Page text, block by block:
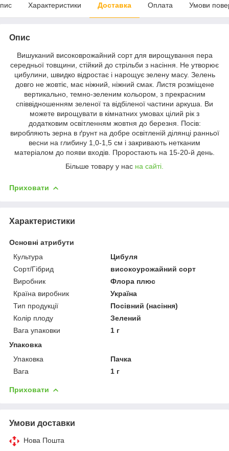
Характеристики Доставка Оплата Умови
Опис
Вишуканий високоврожайний сорт для вирощування пера
середньої товщини, стійкий до стрільби з насіння. Не утворює
цибулини, швидко відростає і нарощує зелену масу. Зелень
довго не жовтіє, має ніжний, ніжний смак. Листя розміщене
вертикально, темно-зеленим кольором, з прекрасним
співвідношенням зеленої та відбіленої частини аркуша. Ви
можете вирощувати в кімнатних умовах цілий рік з
додатковим освітленням жовтня до березня. Посів:
виробляють зерна в ґрунт на добре освітленій ділянці ранньої
весни на глибину 1,0-1,5 см і закривають нетканим
матеріалом до появи входів. Проростають на 15-20-й день.
Більше товару у нас на сайті.
Приховати
Характеристики
Основні атрибути
Культура
Цибуля
Сорт/Гібрид
високоурожайний сорт
Виробник
Флора плюс
Країна виробник
Україна
Тип продукції
Посівний (насіння)
Колір плоду
Зелений
Вага упаковки
1 г
Упаковка
Упаковка
Пачка
Вага
1 г
Приховати
Умови доставки
Нова Пошта